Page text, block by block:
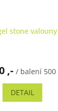
stone valouny
,- / balení 500
DETAIL